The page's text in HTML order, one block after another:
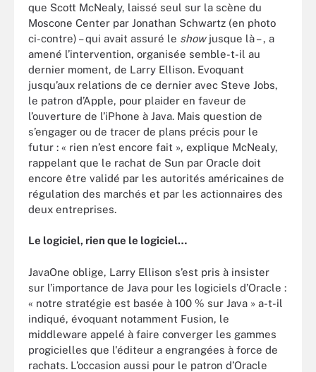
que Scott McNealy, laissé seul sur la scène du
Moscone Center par Jonathan Schwartz (en photo
ci-contre) – qui avait assuré le show jusque là – , a
amené l’intervention, organisée semble-t-il au
dernier moment, de Larry Ellison. Evoquant
jusqu’aux relations de ce dernier avec Steve Jobs,
le patron d’Apple, pour plaider en faveur de
l’ouverture de l’iPhone à Java. Mais question de
s’engager ou de tracer de plans précis pour le
futur : « rien n’est encore fait », explique McNealy,
rappelant que le rachat de Sun par Oracle doit
encore être validé par les autorités américaines de
régulation des marchés et par les actionnaires des
deux entreprises.
Le logiciel, rien que le logiciel…
JavaOne oblige, Larry Ellison s’est pris à insister
sur l’importance de Java pour les logiciels d’Oracle :
« notre stratégie est basée à 100 % sur Java » a-t-il
indiqué, évoquant notamment Fusion, le
middleware appelé à faire converger les gammes
progicielles que l'éditeur a engrangées à force de
rachats. L’occasion aussi pour le patron d’Oracle